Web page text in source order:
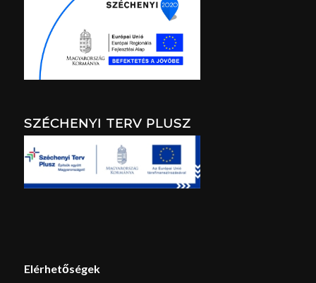
SZÉCHENYI TERV PLUSZ
Elérhetőségek